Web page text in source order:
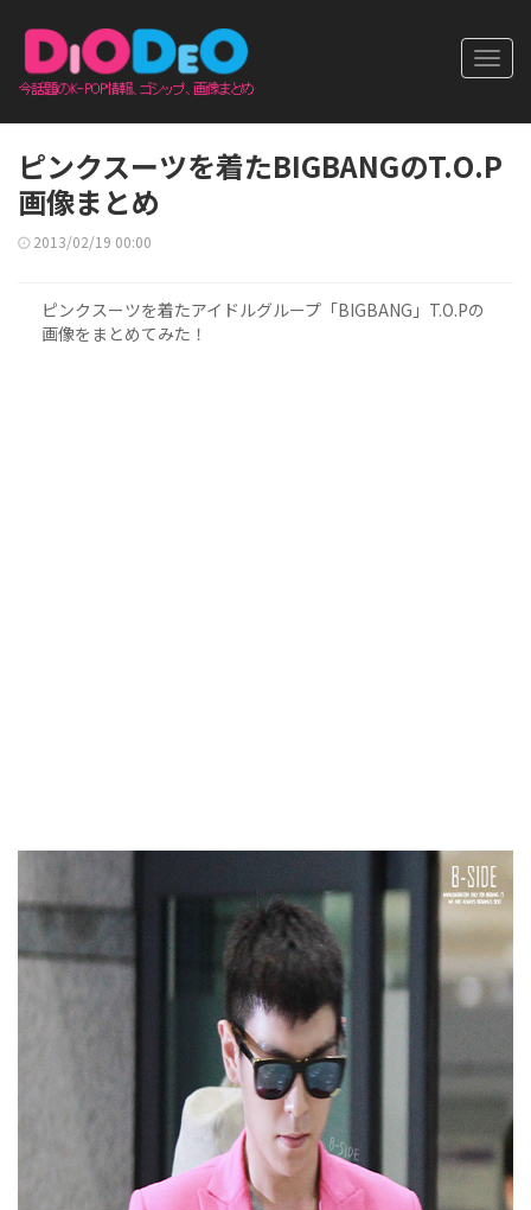
ピンクスーツを着たBIGBANGのT.O.P
画像まとめ
2013/02/19 00:00
ピンクスーツを着たアイドルグループ「BIGBANG」T.O.Pの
画像をまとめてみた！